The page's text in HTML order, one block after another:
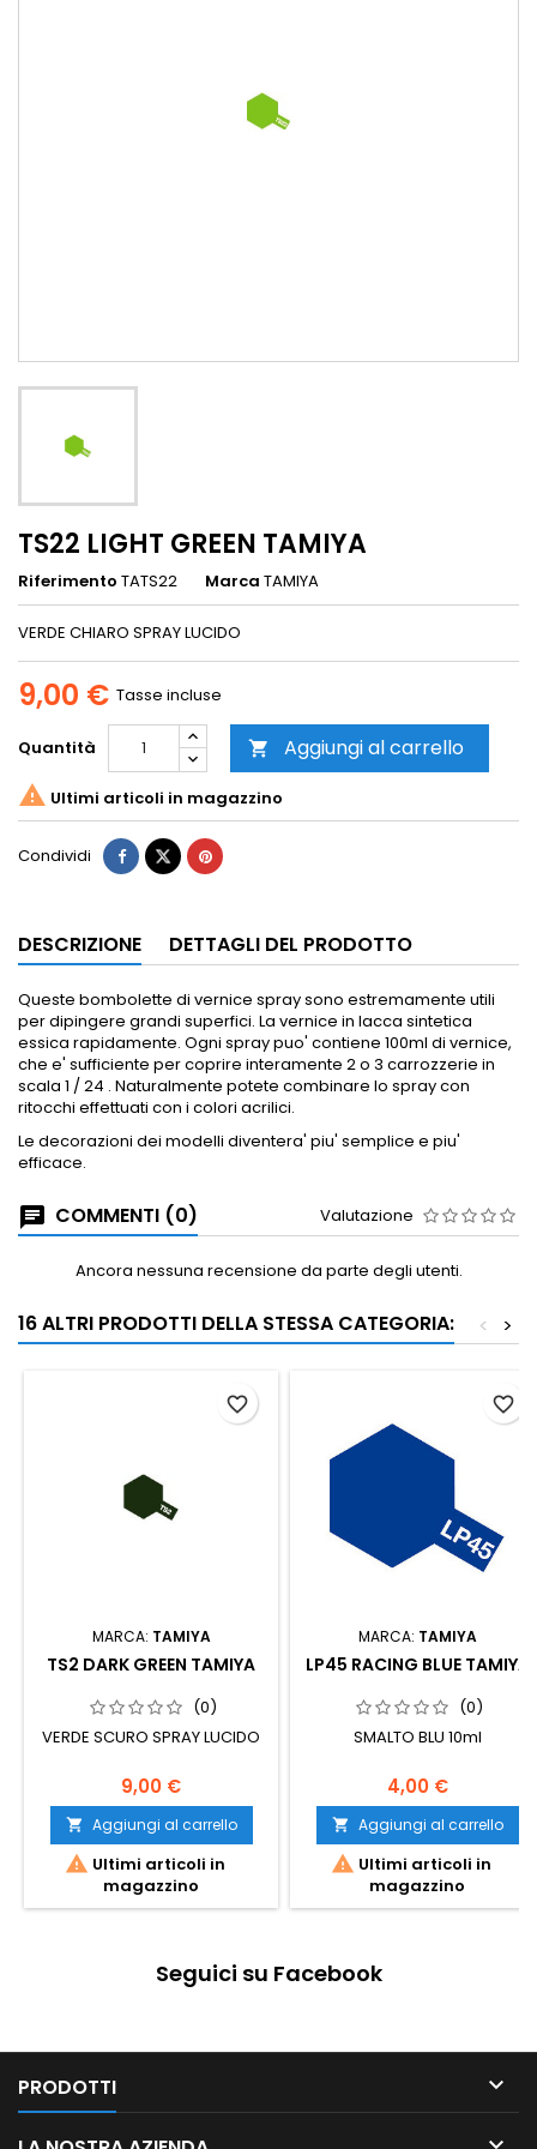
TS22 LIGHT GREEN TAMIYA
Riferimento TATS22 Marca TAMIYA
VERDE CHIARO SPRAY LUCIDO
9,00 € Tasse incluse
Quantità  Aggiungi al carrello
 Ultimi articoli in magazzino
Condividi
DESCRIZIONE DETTAGLI DEL PRODOTTO
Queste bombolette di vernice spray sono estremamente utili
per dipingere grandi superfici. La vernice in lacca sintetica
essica rapidamente. Ogni spray puo' contiene 100ml di vernice,
che e' sufficiente per coprire interamente 2 o 3 carrozzerie in
scala 1 / 24 . Naturalmente potete combinare lo spray con
ritocchi effettuati con i colori acrilici.
Le decorazioni dei modelli diventera' piu' semplice e piu'
efficace.
COMMENTI (0) Valutazione
Ancora nessuna recensione da parte degli utenti.
16 ALTRI PRODOTTI DELLA STESSA CATEGORIA: >
<
MARCA: TAMIYA
TS2 DARK GREEN TAMIYA
(0)
VERDE SCURO SPRAY LUCIDO
9,00 €
 Aggiungi al carrello
 Ultimi articoli in
magazzino
favorite_border
MARCA: TAMIYA
LP45 RACING BLUE TAMIYA
(0)
SMALTO BLU 10ml
4,00 €
 Aggiungi al carrello
 Ultimi articoli in
magazzino
favorite_border
Seguici su Facebook
PRODOTTI 